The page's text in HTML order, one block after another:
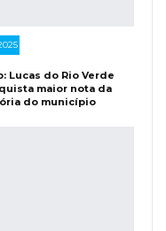
Lucas do Rio Verde
maior nota da
do município